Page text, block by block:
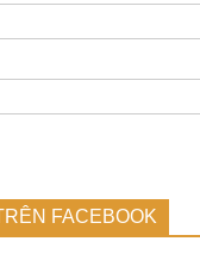
FACEBOOK